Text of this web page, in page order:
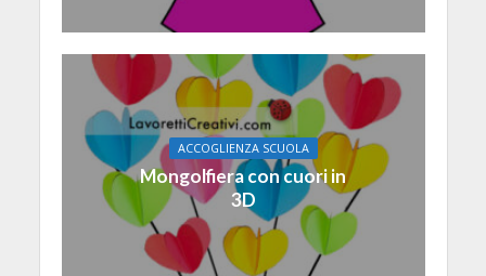
ACCOGLIENZA SCUOLA
Mongolfiera con cuori in
3D